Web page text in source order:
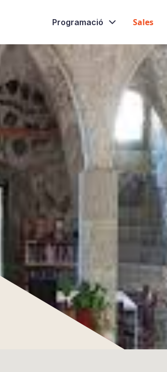
Programació Sales